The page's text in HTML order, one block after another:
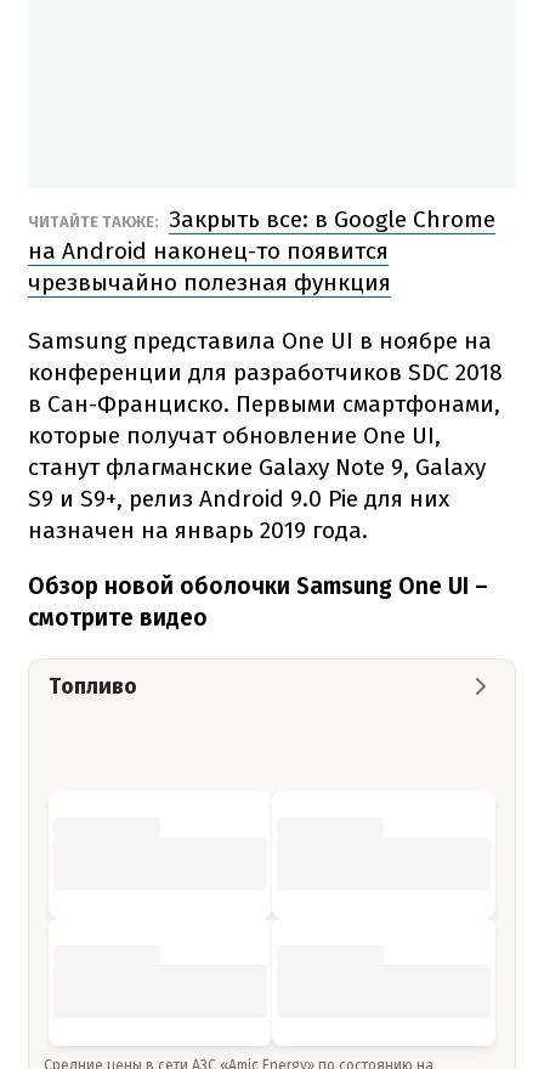
ЧИТАЙТЕ ТАКЖЕ: Закрыть все: в Google Chrome
на Android наконец-то появится
чрезвычайно полезная функция
Samsung представила One UI в ноябре на
конференции для разработчиков SDC 2018
в Сан-Франциско. Первыми смартфонами,
которые получат обновление One UI,
станут флагманские Galaxy Note 9, Galaxy
S9 и S9+, релиз Android 9.0 Pie для них
назначен на январь 2019 года.
Обзор новой оболочки Samsung One UI –
смотрите видео
Топливо
Средние цены в сети АЗС «Amic Energy» по состоянию на